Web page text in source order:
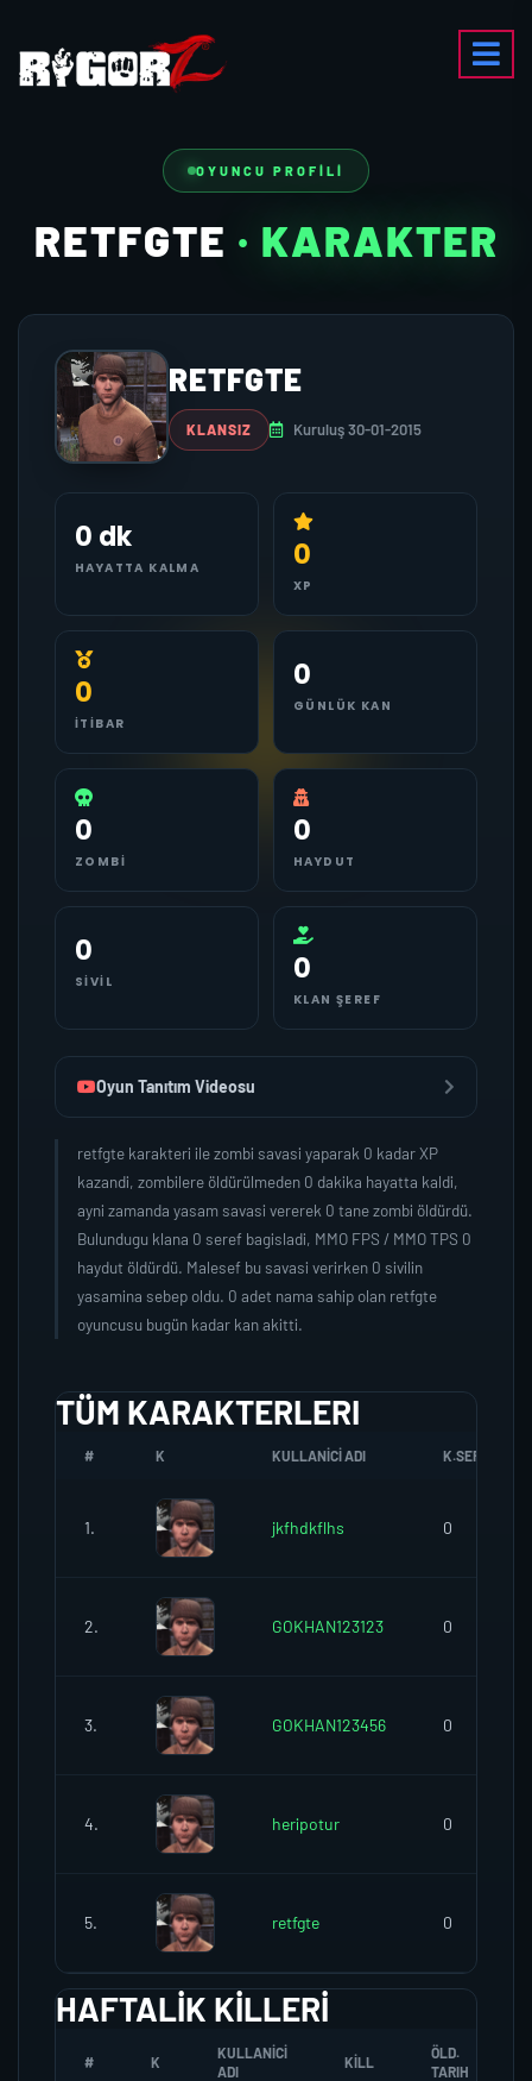
OYUNCU PROFILI
RETFGTE · KARAKTER
RETFGTE
KLANSIZ Kuruluş 30-01-2015
0 dk
HAYATTA KALMA 0
XP
0
İTIBAR
0
GÜNLÜK KAN
0
ZOMBI
0
HAYDUT
0
SIVIL 0
KLAN ŞEREF
Oyun Tanıtım Videosu
retfgte karakteri ile zombi savasi yaparak 0 kadar XP
kazandi, zombilere öldürülmeden 0 dakika hayatta kaldi,
ayni zamanda yasam savasi vererek 0 tane zombi öldürdü.
Bulundugu klana 0 seref bagisladi, MMO FPS / MMO TPS 0
haydut öldürdü. Malesef bu savasi verirken 0 sivilin
yasamina sebep oldu. 0 adet nama sahip olan retfgte
oyuncusu bugün kadar kan akitti.
TÜM KARAKTERLERI
# K KULLANICI ADI K.SEREFI
1. jkfhdkflhs 0
2. GOKHAN123123 0
3. GOKHAN123456 0
4. heripotur 0
5. retfgte 0
HAFTALIK KILLERI
# K
KULLANICI
ADI
KILL
ÖLD.
TARIH